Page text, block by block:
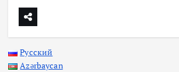
Русский
Azərbaycan